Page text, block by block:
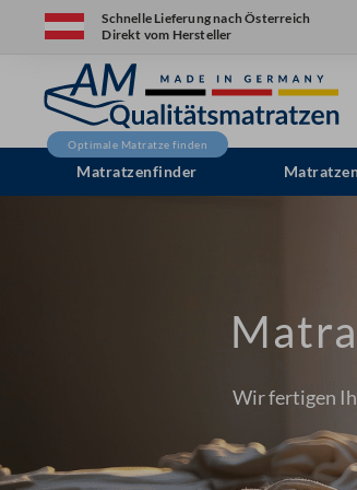
Schnelle Lieferung nach Österreich
Direkt vom Hersteller
Matratzenfinder
Wir fertigen